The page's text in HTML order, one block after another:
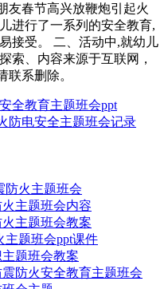
友春节高兴放鞭炮引起火
进行了一系列的安全教育,
接受。 二、活动中,就幼儿
索、内容来源于互联网，
联系删除。
全教育主题班会ppt
防电安全主题班会记录
防火主题班会
主题班会内容
主题班会教案
主题班会ppt课件
题班会教案
防火安全教育主题班会